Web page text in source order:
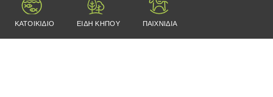
ΚΑΤΟΙΚΙΔΙΟ ΕΙΔΗ ΚΗΠΟΥ ΠΑΙΧΝΙΔΙΑ